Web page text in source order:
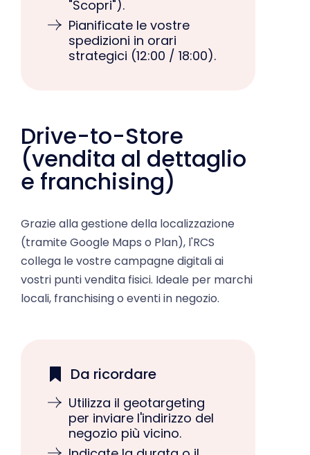
Pianificate le vostre
spedizioni in orari
strategici (12:00 / 18:00).
Drive-to-Store
(vendita al dettaglio
e franchising)
(tramite Google Maps o Plan), l'RCS
collega le vostre campagne digitali ai
vostri punti vendita fisici. Ideale per marchi
locali, franchising o eventi in negozio.
per inviare l'indirizzo del
negozio più vicino.
Indicate la durata o il